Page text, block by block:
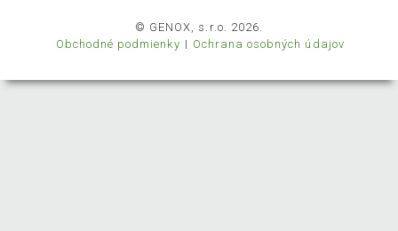
© GENOX, s.r.o. 2026.
Obchodné podmienky
Ochrana osobných údajov